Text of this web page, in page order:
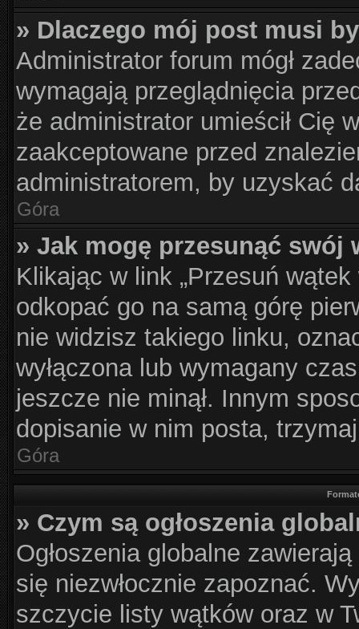
» Dlaczego mój post musi
Administrator forum mógł
wymagają przeglądnięcia
że administrator umieścił Cię
zaakceptowane przed
administratorem, by uzyskać
Góra
» Jak mogę przesunąć swój
Klikając w link „Przesuń
odkopać go na samą górę
nie widzisz takiego linku,
wyłączona lub wymagany
jeszcze nie minął. Innym
dopisanie w nim posta,
Góra
» Czym są ogłoszenia
Ogłoszenia globalne
się niezwłocznie zapoznać.
szczycie listy wątków oraz w